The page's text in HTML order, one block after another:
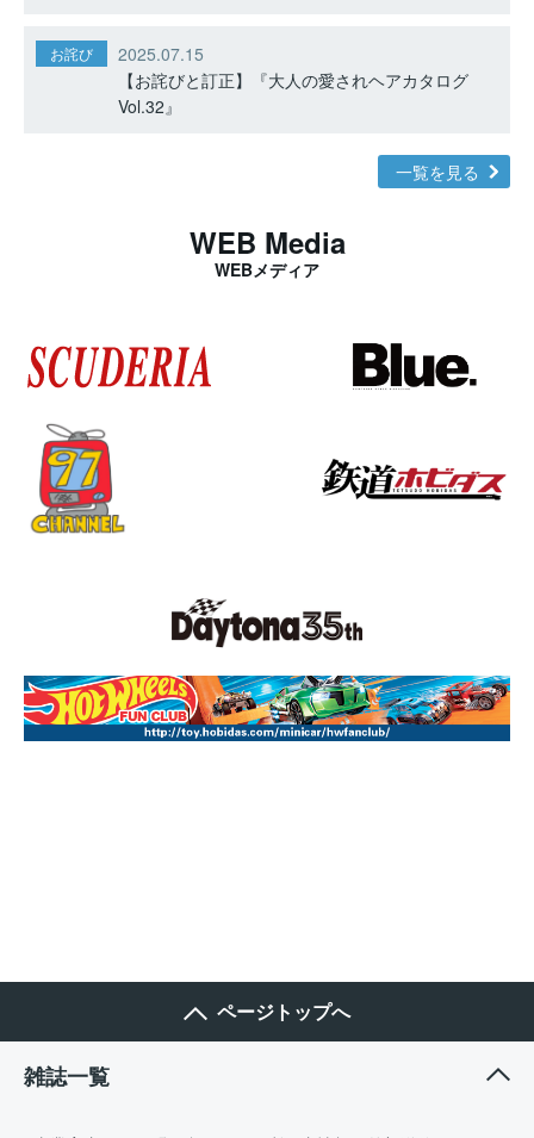
お詫び
2025.07.15
【お詫びと訂正】『大人の愛されヘアカタログ
Vol.32』
一覧を見る
WEB Media
WEBメディア
ページトップへ
雑誌一覧